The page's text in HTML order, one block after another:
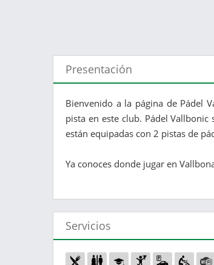
Presentación
Bienvenido a la página de Pádel
pista en este club. Pádel
están equipadas con 2 pistas de
Ya conoces donde jugar en
Servicios